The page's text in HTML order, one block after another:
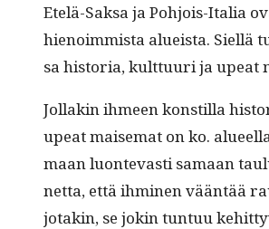
Etelä-Sak­sa ja Pohjois-Italia
hienoim­mista alueista. Siel­lä
sa his­to­ria, kult­tuuri ja upeat
Jol­lakin ihmeen kon­stil­la
upeat maise­mat on ko.
maan luon­tev­asti samaan
net­ta, että ihmi­nen vään­tää
jotakin, se jokin tun­tuu